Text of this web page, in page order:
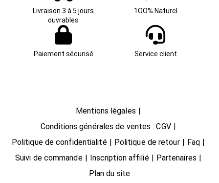
Livraison 3 à 5 jours
ouvrables
1OO% Naturel
Paiement sécurisé Service client
Mentions légales
Conditions générales de ventes : CGV
Politique de confidentialité
Politique de retour
Faq
Suivi de commande
Inscription affilié
Partenaires
Plan du site